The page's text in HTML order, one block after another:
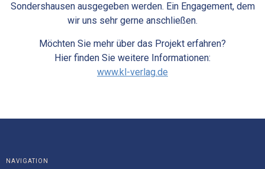
Sondershausen ausgegeben werden. Ein Engagement, dem
wir uns sehr gerne anschließen.
Möchten Sie mehr über das Projekt erfahren?
Hier finden Sie weitere Informationen:
www.kl-verlag.de
NAVIGATION